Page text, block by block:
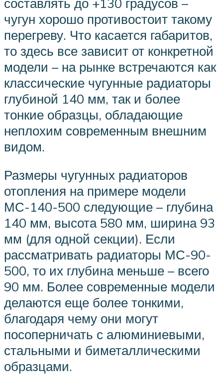
чугун хорошо противостоит такому
перегреву. Что касается габаритов,
то здесь все зависит от конкретной
модели – на рынке встречаются как
классические чугунные радиаторы
глубиной 140 мм, так и более
тонкие образцы, обладающие
неплохим современным внешним
видом.
Размеры чугунных радиаторов
отопления на примере модели
МС-140-500 следующие – глубина
140 мм, высота 580 мм, ширина 93
мм (для одной секции). Если
рассматривать радиаторы МС-90-
500, то их глубина меньше – всего
90 мм. Более современные модели
делаются еще более тонкими,
благодаря чему они могут
посоперничать с алюминиевыми,
стальными и биметаллическими
образцами.